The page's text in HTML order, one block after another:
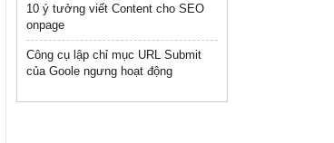
10 ý tưởng viết Content cho SEO
onpage
Công cụ lập chỉ mục URL Submit
của Goole ngưng hoạt động